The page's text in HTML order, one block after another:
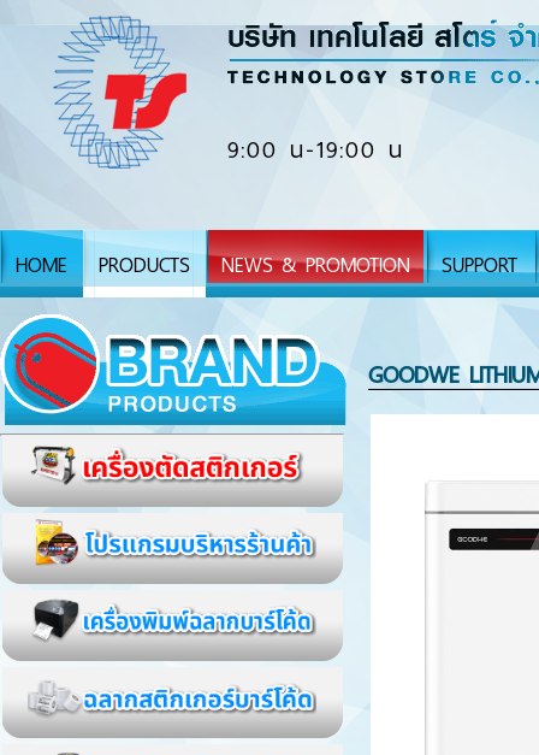
9:00 น-19:00 น
HOME PRODUCTS NEWS & PROMOTION SUPPORT
GOODWE